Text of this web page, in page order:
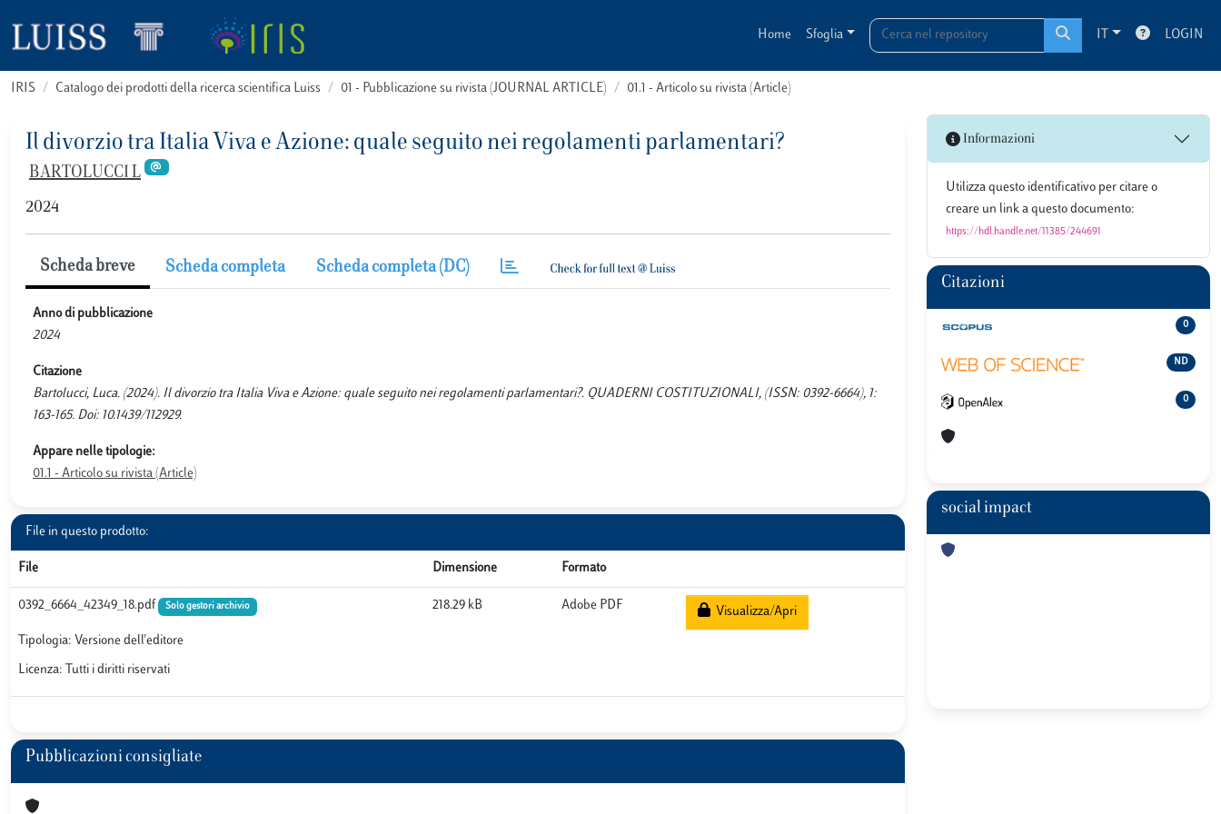
Home Sfoglia IT LOGIN
IRIS Catalogo dei prodotti della ricerca scientifica Luiss 01 - Pubblicazione su rivista (JOURNAL ARTICLE) 01.1 - Articolo su rivista (Article)
Il divorzio tra Italia Viva e Azione: quale seguito nei regolamenti parlamentari?
BARTOLUCCI L
2024
Scheda breve Scheda completa Scheda completa (DC)
Anno di pubblicazione
2024
Citazione
Bartolucci, Luca. (2024). Il divorzio tra Italia Viva e Azione: quale seguito nei regolamenti parlamentari?. QUADERNI COSTITUZIONALI, (ISSN: 0392-6664), 1:
163-165. Doi: 10.1439/112929.
Appare nelle tipologie:
01.1 - Articolo su rivista (Article)
File in questo prodotto:
File Dimensione Formato
0392_6664_42349_18.pdf Solo gestori archivio
Tipologia: Versione dell'editore
Licenza: Tutti i diritti riservati
218.29 kB Adobe PDF Visualizza/Apri
Pubblicazioni consigliate
Informazioni
Utilizza questo identificativo per citare o
creare un link a questo documento:
https://hdl.handle.net/11385/244691
Citazioni
0
ND
0
social impact